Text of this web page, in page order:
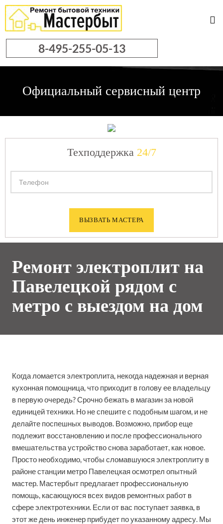
8-495-255-05-13
Официальный сервисный центр
Техподдержка 24/7
Ремонт электроплит на
Павелецкой рядом с
метро с выездом на дом
Когда ломается электроплита, некогда надежная и верная
кухонная помощница, что приходит в голову ее владельцу
в первую очередь? Срочно бежать в магазин за новой
единицей техники. Но не спешите с подобным шагом, и не
делайте поспешных выводов. Возможно, прибор еще
подлежит восстановлению и после профессионального
вмешательства устройство снова заработает, как новое.
Просто необходимо, чтобы сломавшуюся электроплиту в
районе станции метро Павелецкая осмотрел опытный
мастер. Мастербыт предлагает профессиональную
помощь, касающуюся всех видов ремонтных работ в
сфере электротехники. Если от вас поступает заявка, в
этот же день инженер прибудет по указанному адресу. Мы